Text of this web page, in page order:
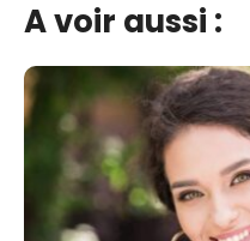
A voir aussi :